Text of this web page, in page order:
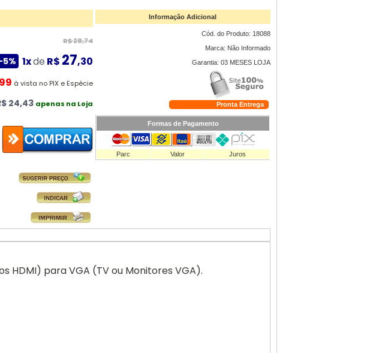
R$ 28,74
5% 1xde R$ 27,30
à vista no PIX e Espécie
24,43 apenas na Loja
Informação Adicional
Cód. do Produto: 18088
Marca: Não Informado
Garantia: 03 MESES LOJA
Pronta Entrega
Formas de Pagamento
Parc Valor Juros
HDMI) para VGA (TV ou Monitores VGA).